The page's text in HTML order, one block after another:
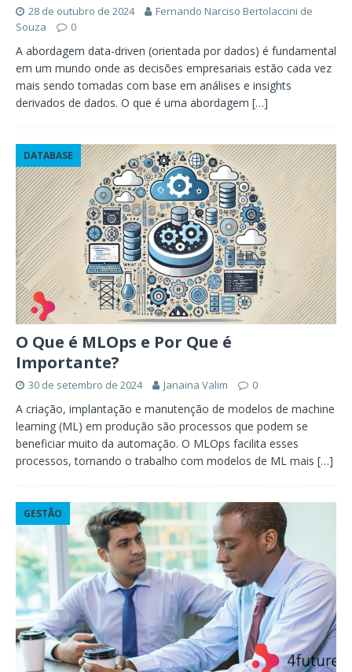
28 de outubro de 2024
Fernando Narciso Bertolaccini de
Souza
0
A abordagem data-driven (orientada por dados) é fundamental
em um mundo onde as decisões empresariais estão cada vez
mais sendo tomadas com base em análises e insights
derivados de dados. O que é uma abordagem […]
DATABASE
O Que é MLOps e Por Que é
Importante?
30 de setembro de 2024 Janaina Valim 0
A criação, implantação e manutenção de modelos de machine
learning (ML) em produção são processos que podem se
beneficiar muito da automação. O MLOps facilita esses
processos, tornando o trabalho com modelos de ML mais […]
GESTÃO